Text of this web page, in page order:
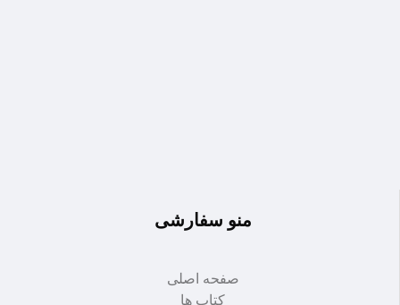
منو سفارشی
صفحه اصلی
کتاب ها